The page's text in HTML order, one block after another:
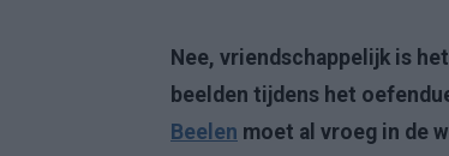
Nee, vriendschappelijk is
beelden tijdens het
Beelen moet al vroeg in de